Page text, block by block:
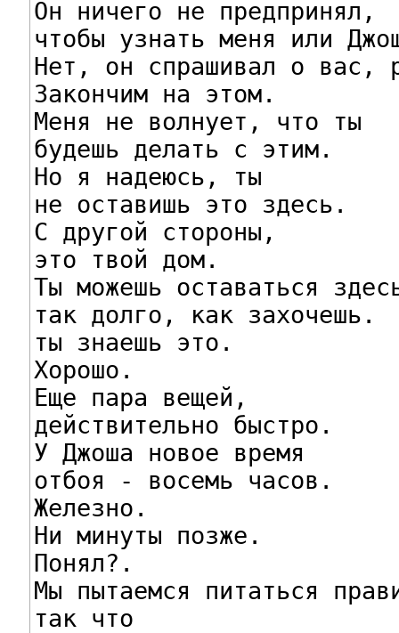
Он ничего не предпринял,
чтобы узнать меня или
Нет, он спрашивал о вас,
Закончим на этом.
Меня не волнует, что ты
будешь делать с этим.
Но я надеюсь, ты
не оставишь это здесь.
С другой стороны,
это твой дом.
Ты можешь оставаться
так долго, как захочешь.
ты знаешь это.
Хорошо.
Еще пара вещей,
действительно быстро.
У Джоша новое время
отбоя - восемь часов.
Железно.
Ни минуты позже.
Понял?.
Мы пытаемся питаться
так что